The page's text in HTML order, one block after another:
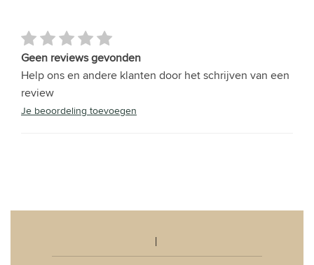
Geen reviews gevonden
Help ons en andere klanten door het schrijven van een
review
Je beoordeling toevoegen